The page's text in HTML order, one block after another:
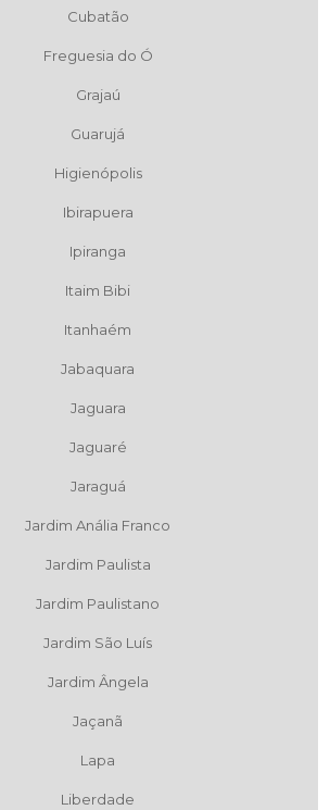
Cubatão
Freguesia do Ó
Grajaú
Guarujá
Higienópolis
Ibirapuera
Ipiranga
Itaim Bibi
Itanhaém
Jabaquara
Jaguara
Jaguaré
Jaraguá
Jardim Anália Franco
Jardim Paulista
Jardim Paulistano
Jardim São Luís
Jardim Ângela
Jaçanã
Lapa
Liberdade